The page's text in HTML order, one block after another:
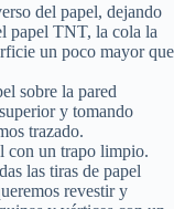
del papel, dejando
papel TNT, la cola la
un poco mayor que
sobre la pared
y tomando
trazado.
con un trapo limpio.
las tiras de papel
revestir y